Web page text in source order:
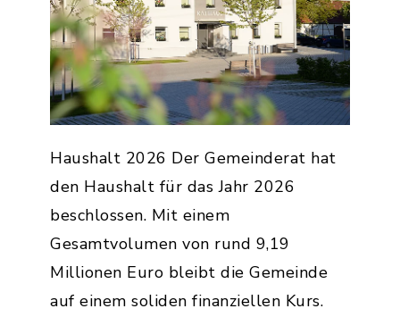
Haushalt 2026 Der Gemeinderat hat
den Haushalt für das Jahr 2026
beschlossen. Mit einem
Gesamtvolumen von rund 9,19
Millionen Euro bleibt die Gemeinde
auf einem soliden finanziellen Kurs.